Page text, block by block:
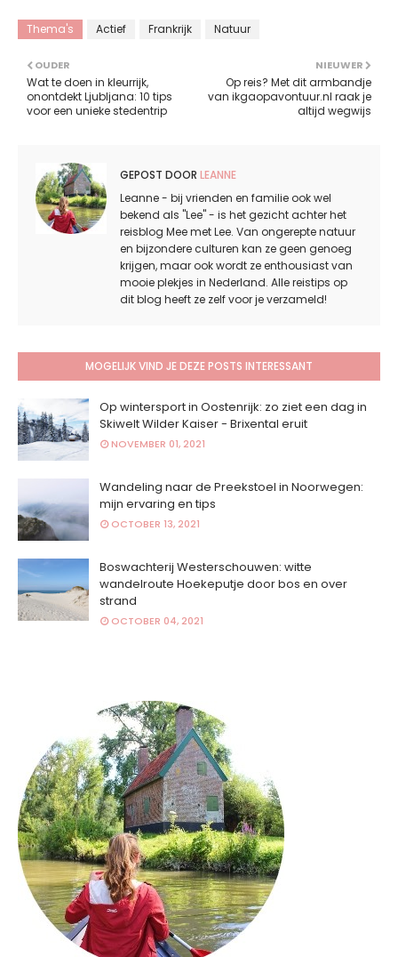
Thema's Actief Frankrijk Natuur
NIEUWER
Op reis? Met dit armbandje
van ikgaopavontuur.nl raak je
altijd wegwijs
OUDER
Wat te doen in kleurrijk,
onontdekt Ljubljana: 10 tips
voor een unieke stedentrip
GEPOST DOOR LEANNE
Leanne - bij vrienden en familie ook wel
bekend als "Lee" - is het gezicht achter het
reisblog Mee met Lee. Van ongerepte natuur
en bijzondere culturen kan ze geen genoeg
krijgen, maar ook wordt ze enthousiast van
mooie plekjes in Nederland. Alle reistips op
dit blog heeft ze zelf voor je verzameld!
MOGELIJK VIND JE DEZE POSTS INTERESSANT
Op wintersport in Oostenrijk: zo ziet een dag in
Skiwelt Wilder Kaiser - Brixental eruit
NOVEMBER 01, 2021
Wandeling naar de Preekstoel in Noorwegen:
mijn ervaring en tips
OCTOBER 13, 2021
Boswachterij Westerschouwen: witte
wandelroute Hoekeputje door bos en over
strand
OCTOBER 04, 2021